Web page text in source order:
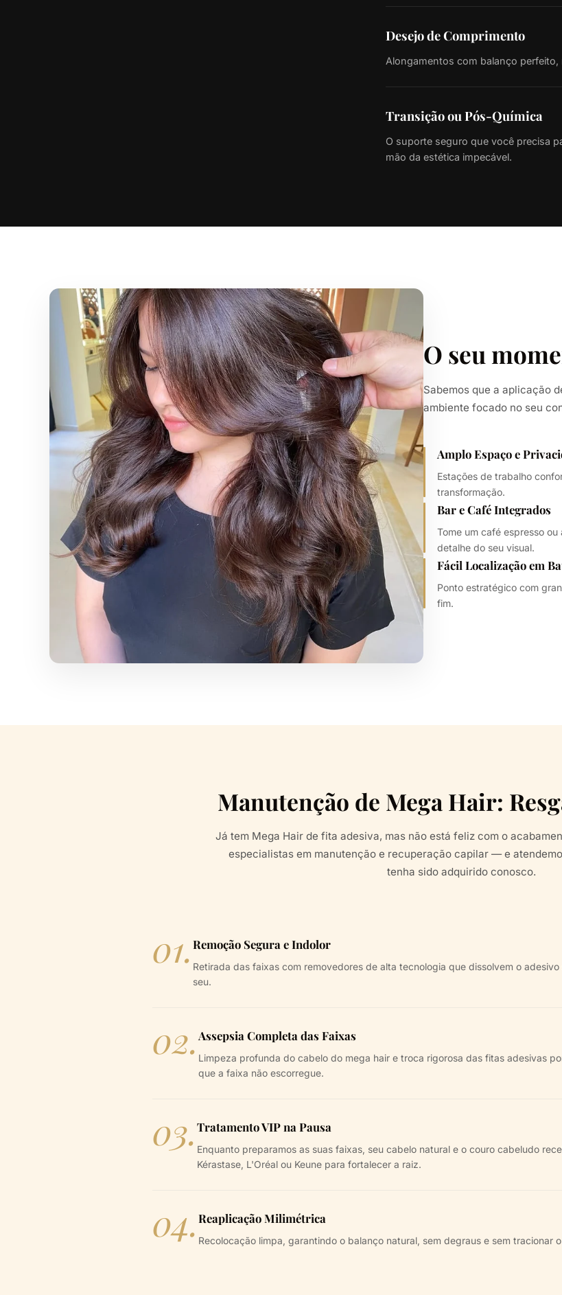
Desejo de Comprimento
Alongamentos com balanço
Transição ou Pós-Química
O suporte seguro que você precisa
mão da estética impecável.
O seu
Sabemos que a aplicação
ambiente focado no seu
Amplo Espaço e
Estações de trabalho
transformação.
Bar e Café Integrados
Tome um café espresso
detalhe do seu visual.
Fácil Localização em
Ponto estratégico com
fim.
Manutenção de Mega Hair:
Já tem Mega Hair de fita adesiva, mas não está feliz com o
especialistas em manutenção e recuperação capilar — e
tenha sido adquirido conosco.
01. Remoção Segura e Indolor
Retirada das faixas com removedores de alta tecnologia que dissolvem o
seu.
02.Assepsia Completa das Faixas
Limpeza profunda do cabelo do mega hair e troca rigorosa das fitas adesivas
que a faixa não escorregue.
03. Tratamento VIP na Pausa
Enquanto preparamos as suas faixas, seu cabelo natural e o couro cabeludo
Kérastase, L'Oréal ou Keune para fortalecer a raiz.
04. Reaplicação Milimétrica
Recolocação limpa, garantindo o balanço natural, sem degraus e sem tracionar